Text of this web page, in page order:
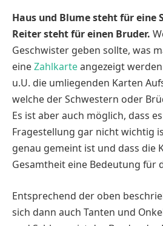
Haus und Blume steht für eine
Reiter steht für einen Bruder.
Geschwister geben sollte, was
eineZahlkarteangezeigt
u.U. die umliegenden Karten
welche der Schwestern oder
Es ist aber auch möglich, dass
Fragestellung gar nicht wichtig
genau gemeint ist und dass die
Gesamtheit eine Bedeutung für
Entsprechend der oben
sich dann auch Tanten und